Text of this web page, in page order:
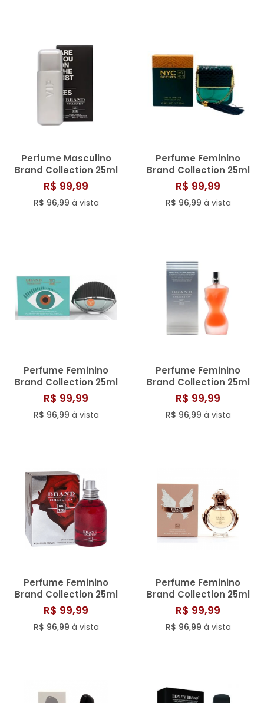
Perfume Masculino
Brand Collection 25ml
N° 008
R$ 99,99
R$ 96,99 à vista
Perfume Feminino
Brand Collection 25ml
N° 022/814
R$ 99,99
R$ 96,99 à vista
Perfume Feminino
Brand Collection 25ml
N° 109
R$ 99,99
R$ 96,99 à vista
Perfume Feminino
Brand Collection 25ml
N° 171/812
R$ 99,99
R$ 96,99 à vista
Perfume Feminino
Brand Collection 25ml
N° 138
R$ 99,99
R$ 96,99 à vista
Perfume Feminino
Brand Collection 25ml
N° 087/803
R$ 99,99
R$ 96,99 à vista